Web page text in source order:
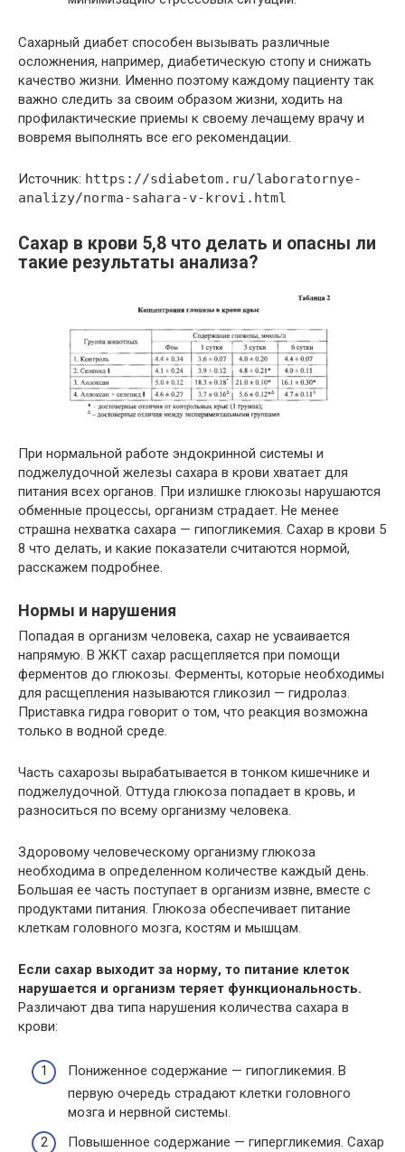
Сахарный диабет способен вызывать различные
осложнения, например, диабетическую стопу и снижать
качество жизни. Именно поэтому каждому пациенту так
важно следить за своим образом жизни, ходить на
профилактические приемы к своему лечащему врачу и
вовремя выполнять все его рекомендации.
Источник: https://sdiabetom.ru/laboratornye-
analizy/norma-sahara-v-krovi.html
Сахар в крови 5,8 что делать и опасны ли
такие результаты анализа?
При нормальной работе эндокринной системы и
поджелудочной железы сахара в крови хватает для
питания всех органов. При излишке глюкозы нарушаются
обменные процессы, организм страдает. Не менее
страшна нехватка сахара — гипогликемия. Сахар в крови 5
8 что делать, и какие показатели считаются нормой,
расскажем подробнее.
Нормы и нарушения
Попадая в организм человека, сахар не усваивается
напрямую. В ЖКТ сахар расщепляется при помощи
ферментов до глюкозы. Ферменты, которые необходимы
для расщепления называются гликозил — гидролаз.
Приставка гидра говорит о том, что реакция возможна
только в водной среде.
Часть сахарозы вырабатывается в тонком кишечнике и
поджелудочной. Оттуда глюкоза попадает в кровь, и
разноситься по всему организму человека.
Здоровому человеческому организму глюкоза
необходима в определенном количестве каждый день.
Большая ее часть поступает в организм извне, вместе с
продуктами питания. Глюкоза обеспечивает питание
клеткам головного мозга, костям и мышцам.
Если сахар выходит за норму, то питание клеток
нарушается и организм теряет функциональность.
Различают два типа нарушения количества сахара в
крови:
Пониженное содержание — гипогликемия. В
первую очередь страдают клетки головного
мозга и нервной системы.
Повышенное содержание — гипергликемия. Сахар